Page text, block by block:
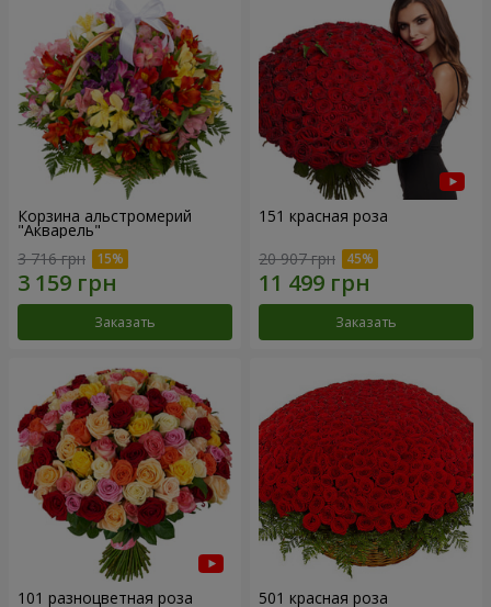
Корзина альстромерий
"Акварель"
3 716 грн
Заказать
151 красная роза
20 907 грн
Заказать
101 разноцветная роза 501 красная роза